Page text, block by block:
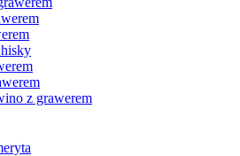
z grawerem